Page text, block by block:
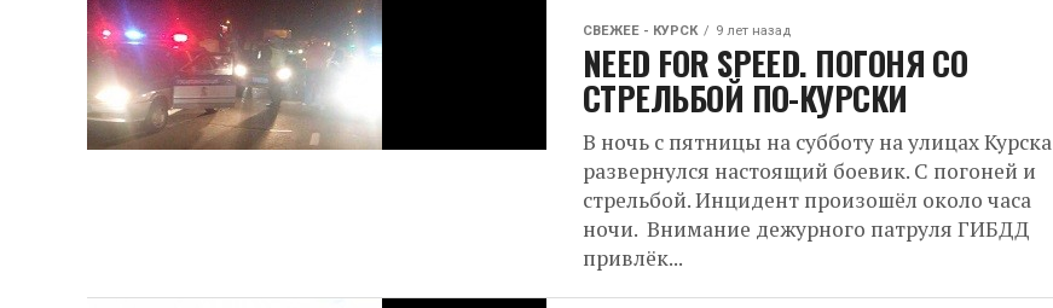
СВЕЖЕЕ - КУРСК 9 лет назад
NEED FOR SPEED. ПОГОНЯ СО
СТРЕЛЬБОЙ ПО-КУРСКИ
В ночь с пятницы на субботу на улицах Курска
развернулся настоящий боевик. С погоней и
стрельбой. Инцидент произошёл около часа
ночи. Внимание дежурного патруля ГИБДД
привлёк...